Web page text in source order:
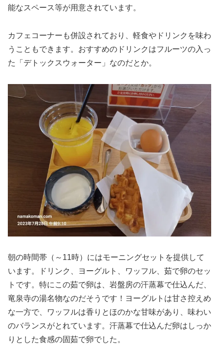
能なスペース等が用意されています。
カフェコーナーも併設されており、軽食やドリンクを味わ
うこともできます。おすすめのドリンクはフルーツの入っ
た「デトックスウォーター」なのだとか。
朝の時間帯（～11時）にはモーニングセットを提供して
います。ドリンク、ヨーグルト、ワッフル、茹で卵のセッ
トです。特にこの茹で卵は、岩盤房の汗蒸幕で仕込んだ、
竜泉寺の湯名物なのだそうです！ヨーグルトは甘さ控えめ
な一方で、ワッフルは香りとほのかな甘味があり、味わい
のバランスがとれています。汗蒸幕で仕込んだ卵はしっか
りとした食感の固茹で卵でした。